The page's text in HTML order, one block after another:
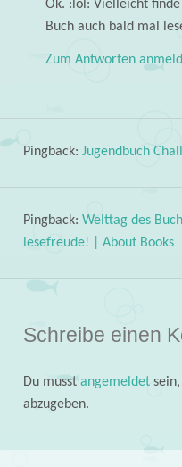
Ok. :lol: Vielleicht
Buch auch bald mal
Zum Antworten
Pingback: Jugendbuch
Pingback: Welttag des
lesefreude! | About Books
Schreibe einen
Du musst angemeldetsein,
abzugeben.